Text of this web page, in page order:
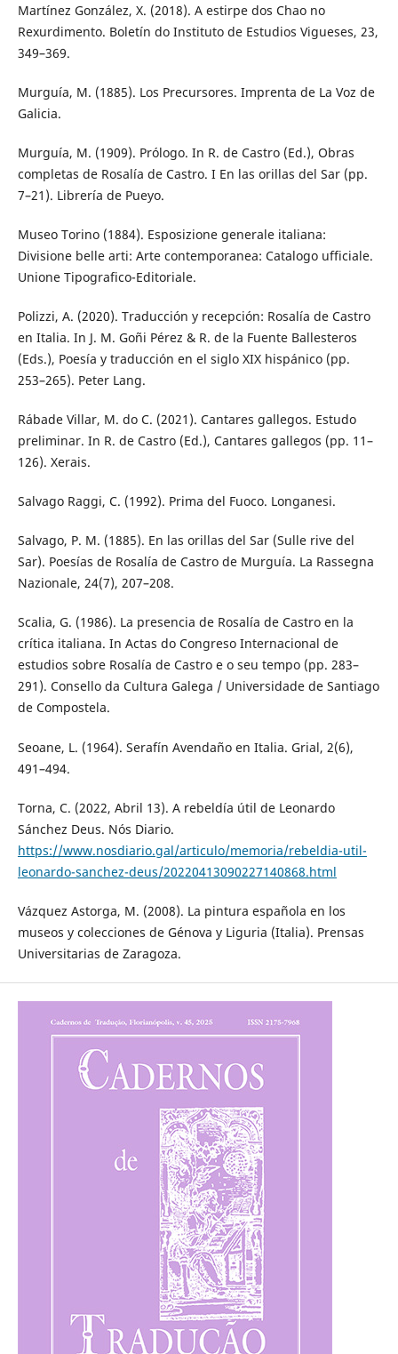
Martínez González, X. (2018). A estirpe dos Chao no
Rexurdimento. Boletín do Instituto de Estudios Vigueses, 23,
349–369.
Murguía, M. (1885). Los Precursores. Imprenta de La Voz de
Galicia.
Murguía, M. (1909). Prólogo. In R. de Castro (Ed.), Obras
completas de Rosalía de Castro. I En las orillas del Sar (pp.
7–21). Librería de Pueyo.
Museo Torino (1884). Esposizione generale italiana:
Divisione belle arti: Arte contemporanea: Catalogo ufficiale.
Unione Tipografico-Editoriale.
Polizzi, A. (2020). Traducción y recepción: Rosalía de Castro
en Italia. In J. M. Goñi Pérez & R. de la Fuente Ballesteros
(Eds.), Poesía y traducción en el siglo XIX hispánico (pp.
253–265). Peter Lang.
Rábade Villar, M. do C. (2021). Cantares gallegos. Estudo
preliminar. In R. de Castro (Ed.), Cantares gallegos (pp. 11–
126). Xerais.
Salvago Raggi, C. (1992). Prima del Fuoco. Longanesi.
Salvago, P. M. (1885). En las orillas del Sar (Sulle rive del
Sar). Poesías de Rosalía de Castro de Murguía. La Rassegna
Nazionale, 24(7), 207–208.
Scalia, G. (1986). La presencia de Rosalía de Castro en la
crítica italiana. In Actas do Congreso Internacional de
estudios sobre Rosalía de Castro e o seu tempo (pp. 283–
291). Consello da Cultura Galega / Universidade de Santiago
de Compostela.
Seoane, L. (1964). Serafín Avendaño en Italia. Grial, 2(6),
491–494.
Torna, C. (2022, Abril 13). A rebeldía útil de Leonardo
Sánchez Deus. Nós Diario.
https://www.nosdiario.gal/articulo/memoria/rebeldia-util-
leonardo-sanchez-deus/20220413090227140868.html
Vázquez Astorga, M. (2008). La pintura española en los
museos y colecciones de Génova y Liguria (Italia). Prensas
Universitarias de Zaragoza.